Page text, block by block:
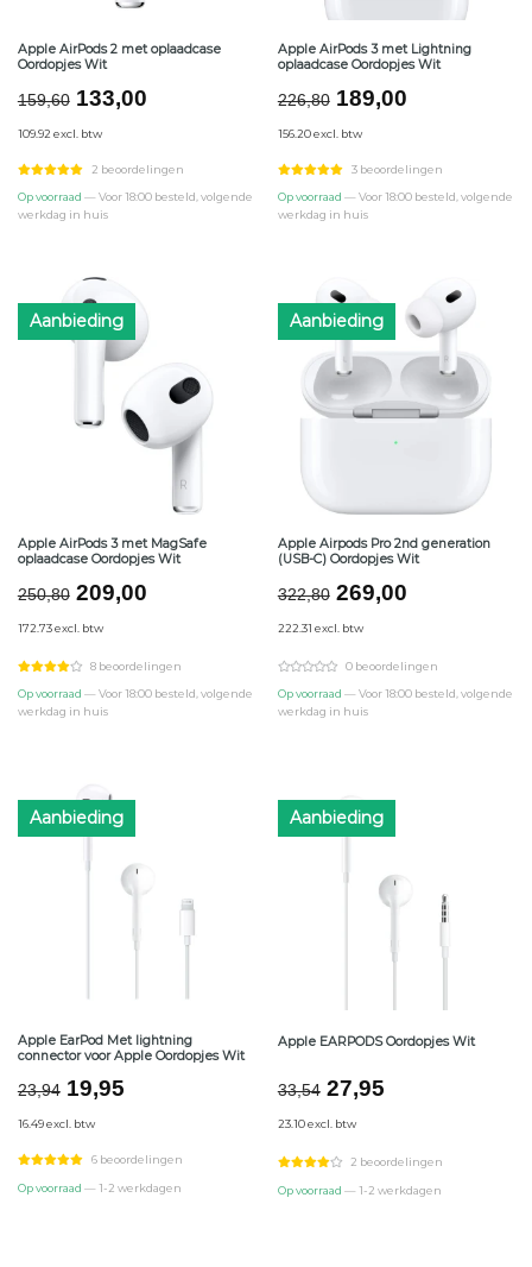
Apple AirPods 2 met oplaadcase
Oordopjes Wit
159,60 Oorspronkelijke
was:
€159,60.
133,00Huidige
€133,00.
109.92 excl. btw
2 beoordelingen
Op voorraad — Voor 18:00 besteld, volgende
werkdag in huis
Apple AirPods 3 met Lightning
oplaadcase Oordopjes Wit
226,80 Oorspronkelijke
was:
€226,80.
189,00Huidige
€189,00.
156.20 excl. btw
3 beoordelingen
Op voorraad — Voor 18:00 besteld, volgende
werkdag in huis
Aanbieding
Apple AirPods 3 met MagSafe
oplaadcase Oordopjes Wit
250,80 Oorspronkelijke
was:
€250,80.
209,00Huidige
€209,00.
172.73 excl. btw
8 beoordelingen
Op voorraad — Voor 18:00 besteld, volgende
werkdag in huis
Aanbieding
Apple Airpods Pro 2nd generation
(USB-C) Oordopjes Wit
322,80 Oorspronkelijke
was:
€322,80.
269,00Huidige
€269,00.
222.31 excl. btw
0 beoordelingen
Op voorraad — Voor 18:00 besteld, volgende
werkdag in huis
Aanbieding
Apple EarPod Met lightning
connector voor Apple Oordopjes Wit
23,94 Oorspronkelijke
was:
€23,94.
19,95Huidige
€19,95.
16.49 excl. btw
6 beoordelingen
Op voorraad — 1-2 werkdagen
Aanbieding
Apple EARPODS Oordopjes Wit
33,54 Oorspronkelijke
was:
€33,54.
27,95Huidige
€27,95.
23.10 excl. btw
2 beoordelingen
Op voorraad — 1-2 werkdagen